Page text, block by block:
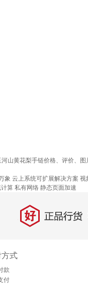
黄花梨手链价格、评价、
象 云上系统可扩展解决方案 视
算 私有网络 静态页面加速
好 正品行货，
式
款
付